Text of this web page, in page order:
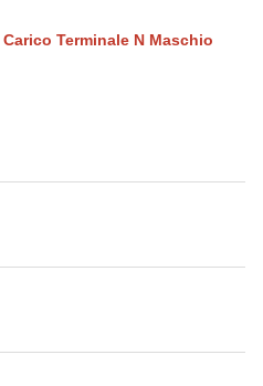
Terminale N Maschio